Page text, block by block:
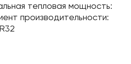
тепловая мощность:
производительности: